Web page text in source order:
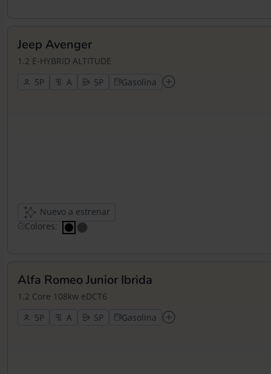
Jeep Avenger
1.2 E-HYBRID ALTITUDE
5
5 Gasolina
Nuevo a estrenar
Colores:
Alfa Romeo Junior Ibrida
1.2 Core 108kw eDCT6
5
5 Gasolina